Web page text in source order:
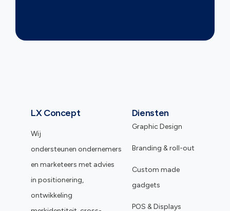
LX Concept
Wij
ondersteunen ondernemers
en marketeers met advies
in positionering,
ontwikkeling
Diensten
Graphic Design
Branding & roll-out
Custom made
gadgets
POS & Displays